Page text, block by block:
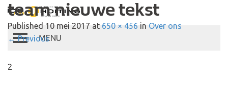
Autobedrijf Hoiting
Toggle
team nieuwe tekst
Published 10 mei 2017 at 650 × 456 in Over ons
←Previous
2